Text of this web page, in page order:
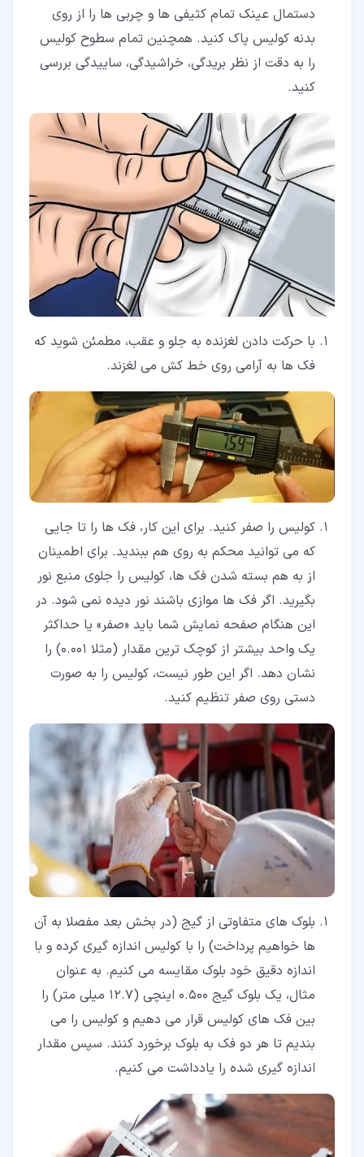
دستمال عینک تمام کثیفی ها و چربی ها را از روی
بدنه کولیس پاک کنید. همچنین تمام سطوح کولیس
را به دقت از نظر بریدگی، خراشیدگی، ساییدگی بررسی
کنید.
با حرکت دادن لغزنده به جلو و عقب، مطمئن شوید که
فک ها به آرامی روی خط کش می لغزند.
کولیس را صفر کنید. برای این کار، فک ها را تا جایی
که می توانید محکم به روی هم ببندید. برای اطمینان
از به هم بسته شدن فک ها، کولیس را جلوی منبع نور
بگیرید. اگر فک ها موازی باشند نور دیده نمی شود. در
این هنگام صفحه نمایش شما باید «صفر» یا حداکثر
یک واحد بیشتر از کوچک ترین مقدار (مثلا 0.001) را
نشان دهد. اگر این طور نیست، کولیس را به صورت
دستی روی صفر تنظیم کنید.
بلوک های متفاوتی از گیج (در بخش بعد مفصلا به آن
ها خواهیم پرداخت) را با کولیس اندازه گیری کرده و با
اندازه دقیق خود بلوک مقایسه می کنیم. به عنوان
مثال، یک بلوک گیج 0.500 اینچی (12.7 میلی متر) را
بین فک های کولیس قرار می دهیم و کولیس را می
بندیم تا هر دو فک به بلوک برخورد کنند. سپس مقدار
اندازه گیری شده را یادداشت می کنیم.